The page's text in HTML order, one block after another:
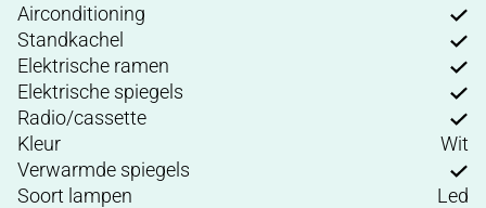
Airconditioning
Standkachel
Elektrische ramen
Elektrische spiegels
Radio/cassette
Kleur
Wit
Verwarmde spiegels
Soort lampen
Led